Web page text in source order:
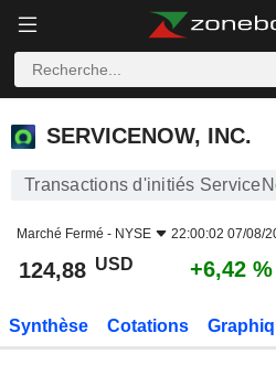
SERVICENOW, INC.
SERVICENOW, INC.
Transactions d'initiés
Marché Fermé - NYSE 22:00:02 07/08/
124,88 USD +6,42 %
Synthèse Cotations